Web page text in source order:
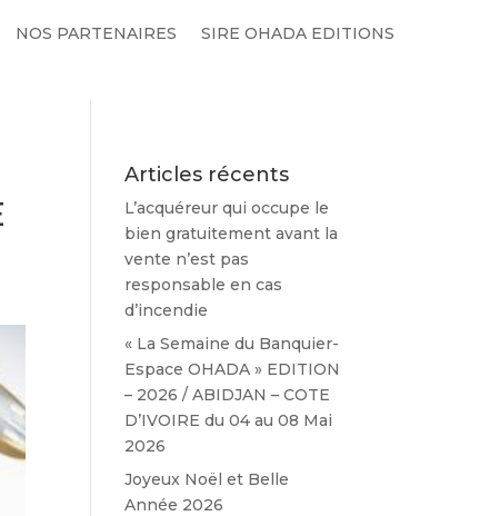
NOS PARTENAIRES
SIRE OHADA EDITIONS
Articles récents
L’acquéreur qui occupe le
bien gratuitement avant la
vente n’est pas
responsable en cas
d’incendie
« La Semaine du Banquier-
Espace OHADA » EDITION
– 2026 / ABIDJAN – COTE
D’IVOIRE du 04 au 08 Mai
2026
Joyeux Noël et Belle
Année 2026